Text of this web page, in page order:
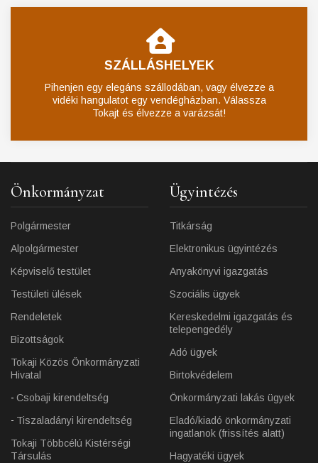
SZÁLLÁSHELYEK
Pihenjen egy elegáns szállodában, vagy élvezze a
vidéki hangulatot egy vendégházban. Válassza
Tokajt és élvezze a varázsát!
Önkormányzat
Polgármester
Alpolgármester
Képviselő testület
Testületi ülések
Rendeletek
Bizottságok
Tokaji Közös Önkormányzati
Hivatal
Csobaji kirendeltség
Tiszaladányi kirendeltség
Tokaji Többcélú Kistérségi
Társulás
Ügyintézés
Titkárság
Elektronikus ügyintézés
Anyakönyvi igazgatás
Szociális ügyek
Kereskedelmi igazgatás és
telepengedély
Adó ügyek
Birtokvédelem
Önkormányzati lakás ügyek
Eladó/kiadó önkormányzati
ingatlanok (frissítés alatt)
Hagyatéki ügyek